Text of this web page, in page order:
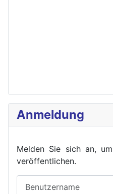
Anmeldung
Melden Sie sich an,
veröffentlichen.